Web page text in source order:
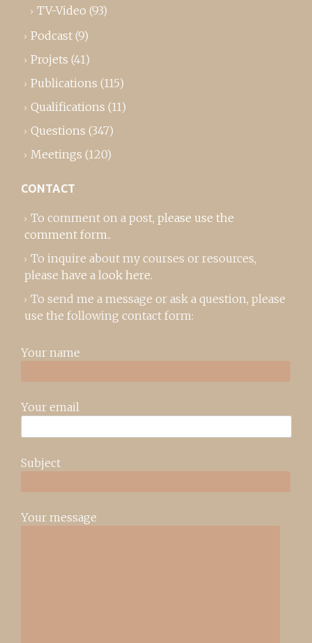
TV-Video (93)
Podcast (9)
Projets (41)
Publications (115)
Qualifications (11)
Questions (347)
Meetings (120)
CONTACT
To comment on a post, please use the
comment form..
To inquire about my courses or resources,
please have a look here.
To send me a message or ask a question, please
use the following contact form:
Your name
Your email
Subject
Your message